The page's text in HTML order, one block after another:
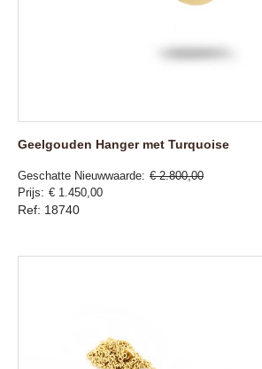
Geelgouden Hanger met Turquoise
Geschatte Nieuwwaarde € 2.800,00
Prijs
€ 1.450,00
Ref: 18740